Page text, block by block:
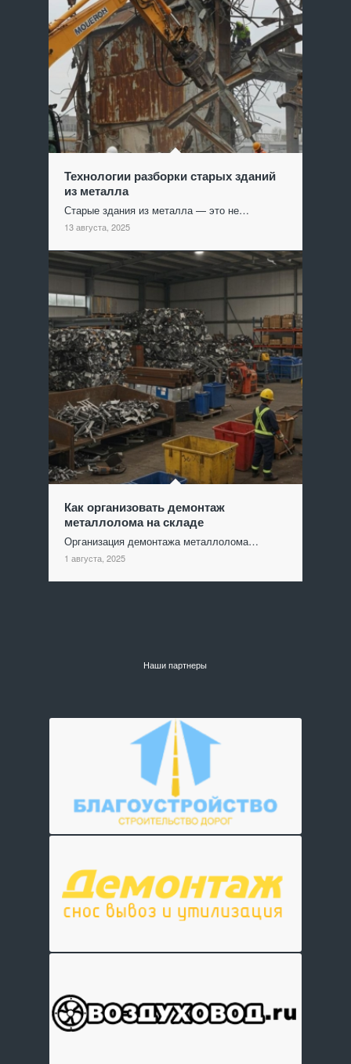
Технологии разборки старых зданий
из металла
Старые здания из металла — это не…
13 августа, 2025
Как организовать демонтаж
металлолома на складе
Организация демонтажа металлолома…
1 августа, 2025
Наши партнеры